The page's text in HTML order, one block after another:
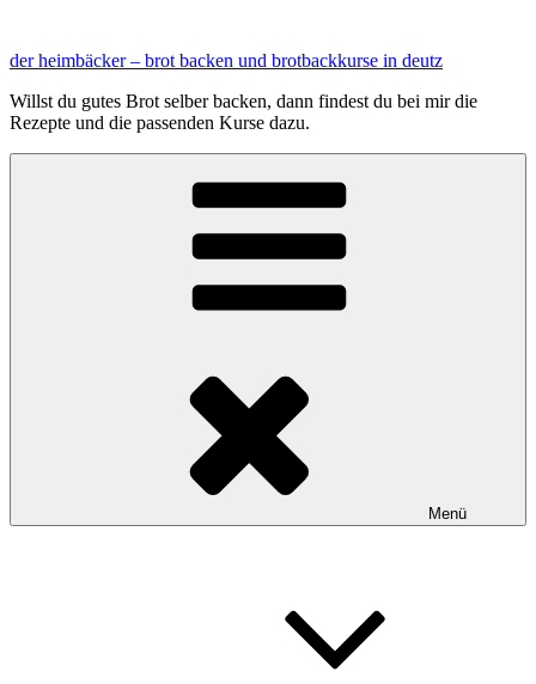
springen
der heimbäcker – brot backen und brotbackkurse in deutz
Willst du gutes Brot selber backen, dann findest du bei mir die
Rezepte und die passenden Kurse dazu.
Menü